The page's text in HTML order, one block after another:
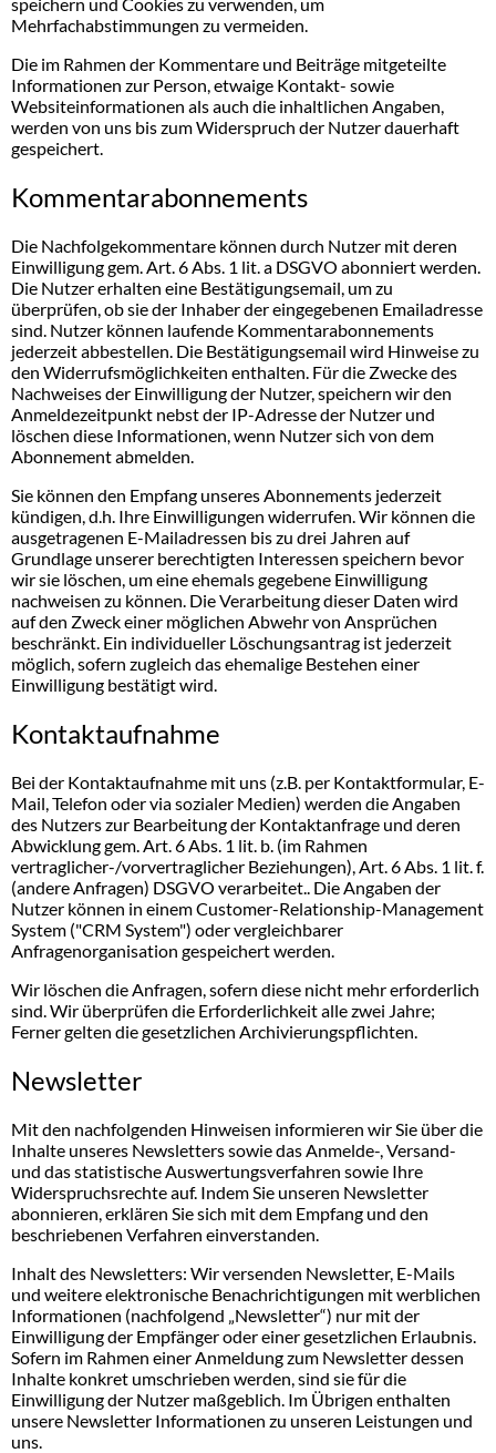
speichern und Cookies zu verwenden, um
Mehrfachabstimmungen zu vermeiden.
Die im Rahmen der Kommentare und Beiträge mitgeteilte
Informationen zur Person, etwaige Kontakt- sowie
Websiteinformationen als auch die inhaltlichen Angaben,
werden von uns bis zum Widerspruch der Nutzer dauerhaft
gespeichert.
Kommentarabonnements
Die Nachfolgekommentare können durch Nutzer mit deren
Einwilligung gem. Art. 6 Abs. 1 lit. a DSGVO abonniert werden.
Die Nutzer erhalten eine Bestätigungsemail, um zu
überprüfen, ob sie der Inhaber der eingegebenen Emailadresse
sind. Nutzer können laufende Kommentarabonnements
jederzeit abbestellen. Die Bestätigungsemail wird Hinweise zu
den Widerrufsmöglichkeiten enthalten. Für die Zwecke des
Nachweises der Einwilligung der Nutzer, speichern wir den
Anmeldezeitpunkt nebst der IP-Adresse der Nutzer und
löschen diese Informationen, wenn Nutzer sich von dem
Abonnement abmelden.
Sie können den Empfang unseres Abonnements jederzeit
kündigen, d.h. Ihre Einwilligungen widerrufen. Wir können die
ausgetragenen E-Mailadressen bis zu drei Jahren auf
Grundlage unserer berechtigten Interessen speichern bevor
wir sie löschen, um eine ehemals gegebene Einwilligung
nachweisen zu können. Die Verarbeitung dieser Daten wird
auf den Zweck einer möglichen Abwehr von Ansprüchen
beschränkt. Ein individueller Löschungsantrag ist jederzeit
möglich, sofern zugleich das ehemalige Bestehen einer
Einwilligung bestätigt wird.
Kontaktaufnahme
Bei der Kontaktaufnahme mit uns (z.B. per Kontaktformular, E-
Mail, Telefon oder via sozialer Medien) werden die Angaben
des Nutzers zur Bearbeitung der Kontaktanfrage und deren
Abwicklung gem. Art. 6 Abs. 1 lit. b. (im Rahmen
vertraglicher-/vorvertraglicher Beziehungen), Art. 6 Abs. 1 lit. f.
(andere Anfragen) DSGVO verarbeitet.. Die Angaben der
Nutzer können in einem Customer-Relationship-Management
System ("CRM System") oder vergleichbarer
Anfragenorganisation gespeichert werden.
Wir löschen die Anfragen, sofern diese nicht mehr erforderlich
sind. Wir überprüfen die Erforderlichkeit alle zwei Jahre;
Ferner gelten die gesetzlichen Archivierungspflichten.
Newsletter
Mit den nachfolgenden Hinweisen informieren wir Sie über die
Inhalte unseres Newsletters sowie das Anmelde-, Versand-
und das statistische Auswertungsverfahren sowie Ihre
Widerspruchsrechte auf. Indem Sie unseren Newsletter
abonnieren, erklären Sie sich mit dem Empfang und den
beschriebenen Verfahren einverstanden.
Inhalt des Newsletters: Wir versenden Newsletter, E-Mails
und weitere elektronische Benachrichtigungen mit werblichen
Informationen (nachfolgend „Newsletter“) nur mit der
Einwilligung der Empfänger oder einer gesetzlichen Erlaubnis.
Sofern im Rahmen einer Anmeldung zum Newsletter dessen
Inhalte konkret umschrieben werden, sind sie für die
Einwilligung der Nutzer maßgeblich. Im Übrigen enthalten
unsere Newsletter Informationen zu unseren Leistungen und
uns.